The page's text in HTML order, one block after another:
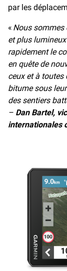
par les
« Nous sommes
et plus
rapidement le
en quête de
ceux et à toutes
bitume sous
des sentiers
– Dan Bartel,
internationales